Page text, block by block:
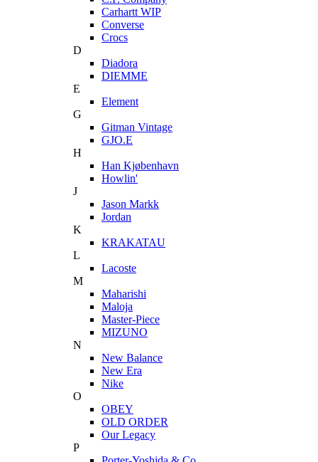
Carhartt WIP
Converse
Crocs
D
Diadora
DIEMME
E
Element
G
Gitman Vintage
GJO.E
H
Han Kjøbenhavn
Howlin'
J
Jason Markk
Jordan
K
KRAKATAU
L
Lacoste
M
Maharishi
Maloja
Master-Piece
MIZUNO
N
New Balance
New Era
Nike
O
OBEY
OLD ORDER
Our Legacy
P